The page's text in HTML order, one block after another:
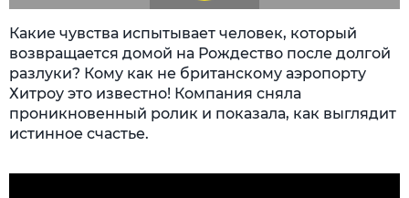
Какие чувства испытывает человек, который
возвращается домой на Рождество после долгой
разлуки? Кому как не британскому аэропорту
Хитроу это известно! Компания сняла
проникновенный ролик и показала, как выглядит
истинное счастье.